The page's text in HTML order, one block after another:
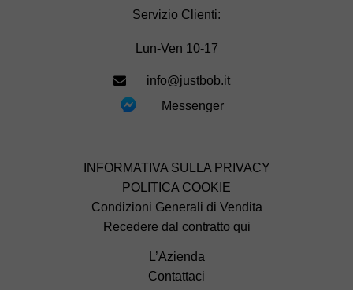
Servizio Clienti:
Lun-Ven 10-17
info@justbob.it
Messenger
INFORMATIVA SULLA PRIVACY
POLITICA COOKIE
Condizioni Generali di Vendita
Recedere dal contratto qui
L’Azienda
Contattaci